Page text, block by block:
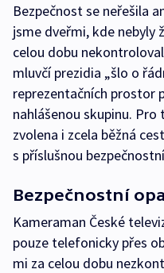
Bezpečnost se neřešila
jsme dveřmi, kde nebyly
celou dobu
mluvčí prezidia „šlo o
reprezentačních prostor
nahlášenou skupinu.
zvolena i zcela běžná
s příslušnou
Bezpečnostní
Kameraman České
pouze telefonicky přes
mi za celou dobu